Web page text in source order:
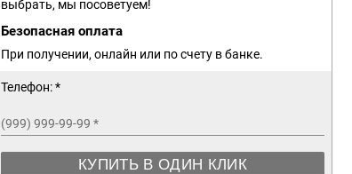
выбрать, мы посоветуем!
Безопасная оплата
При получении, онлайн или по счету в банке.
Телефон: *
(999) 999-99-99 *
КУПИТЬ В ОДИН КЛИК